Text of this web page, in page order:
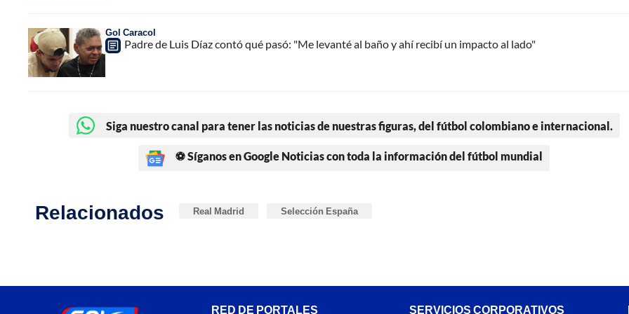
Gol Caracol
Padre de Luis Díaz contó qué pasó: "Me levanté al baño y ahí recibí un impacto al lado"
Siga nuestro canal para tener las noticias de nuestras figuras, del fútbol colombiano e internacional.
⚽ Síganos en Google Noticias con toda la información del fútbol mundial
Relacionados Real Madrid Selección España
RED DE PORTALES SERVICIOS CORPORATIVOS